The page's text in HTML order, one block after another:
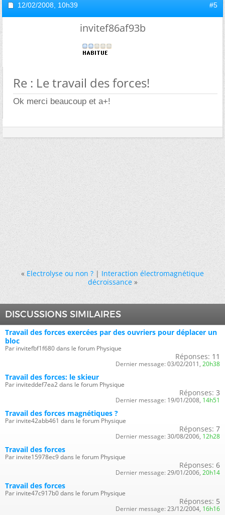
12/02/2008, 10h39 #5
invitef86af93b
Re : Le travail des forces!
Ok merci beaucoup et a+!
« Electrolyse ou non ?|Interaction électromagnétique
décroissance »
DISCUSSIONS SIMILAIRES
Travail des forces exercées par des ouvriers pour déplacer un
bloc
Par invitefbf1f680 dans le forum Physique
Réponses: 11
Dernier message: 03/02/2011, 20h38
Travail des forces: le skieur
Par inviteddef7ea2 dans le forum Physique
Réponses: 3
Dernier message: 19/01/2008, 14h51
Travail des forces magnétiques ?
Par invite42abb461 dans le forum Physique
Réponses: 7
Dernier message: 30/08/2006, 12h28
Travail des forces
Par invite15978ec9 dans le forum Physique
Réponses: 6
Dernier message: 29/01/2006, 20h14
Travail des forces
Par invite47c917b0 dans le forum Physique
Réponses: 5
Dernier message: 23/12/2004, 16h16